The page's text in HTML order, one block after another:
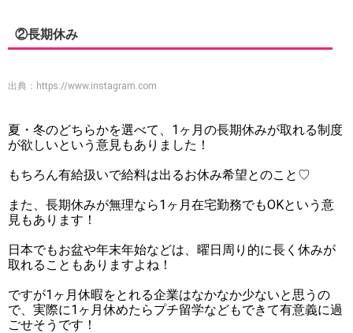
②長期休み
出典： https://www.instagram.com
夏・冬のどちらかを選べて、1ヶ月の長期休みが取れる制度
が欲しいという意見もありました！
もちろん有給扱いで給料は出るお休み希望とのこと♡
また、長期休みが無理なら1ヶ月在宅勤務でもOKという意
見もあります！
日本でもお盆や年末年始などは、曜日周り的に長く休みが
取れることもありますよね！
ですが1ヶ月休暇をとれる企業はなかなか少ないと思うの
で、実際に1ヶ月休めたらプチ留学などもできて有意義に過
ごせそうです！